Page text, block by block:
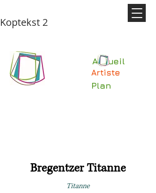
Koptekst 2
Accueil
Artiste
Plan
Bregentzer Titanne
Titanne